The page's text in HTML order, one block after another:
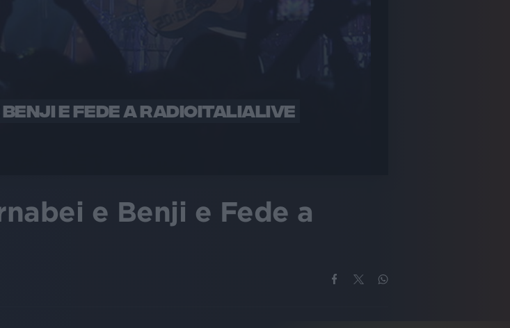
E FEDE A RADIOITALIALIVE
e Benji e Fede a